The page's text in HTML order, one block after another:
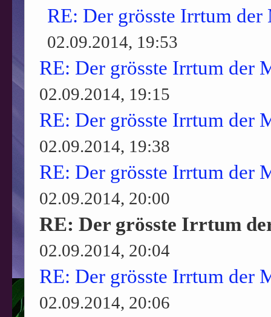
RE: Der grösste Irrtum der
02.09.2014, 19:53
RE: Der grösste Irrtum der
02.09.2014, 19:15
RE: Der grösste Irrtum der
02.09.2014, 19:38
RE: Der grösste Irrtum der
02.09.2014, 20:00
RE: Der grösste Irrtum
02.09.2014, 20:04
RE: Der grösste Irrtum der
02.09.2014, 20:06